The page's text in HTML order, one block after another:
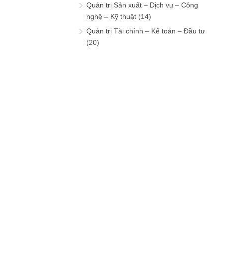
Quản trị Sản xuất – Dịch vụ – Công
nghệ – Kỹ thuật (14)
Quản trị Tài chính – Kế toán – Đầu tư
(20)